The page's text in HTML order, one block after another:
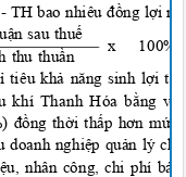
- TH bao nhiêu đồng lợi
sau thuế
x 100%
thu thuần
tiêukhả năng sinh lợi
khí Thanh Hóa bằng
đồng thời thấp hơn
doanh nghiệp quản lý
nhân công, chi phí